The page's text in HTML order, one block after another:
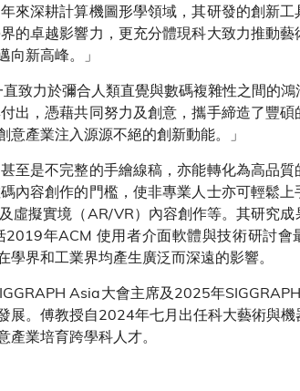
來深耕計算機圖形學領域，其研發的創新工
的卓越影響力，更充分體現科大致力推動藝
新高峰。」
致力於彌合人類直覺與數碼複雜性之間的鴻
，憑藉共同努力及創意，攜手締造了豐碩
產業注入源源不絕的創新動能。」
至是不完整的手繪線稿，亦能轉化為高品質
內容創作的門檻，使非專業人士亦可輕鬆上
虛擬實境（AR/VR）內容創作等。其研究成
年ACM 使用者介面軟體與技術研討會
界和工業界均產生廣泛而深遠的影響。
Asia大會主席及2025年
展。傅教授自2024年七月出任科大藝術與機
業培育跨學科人才。